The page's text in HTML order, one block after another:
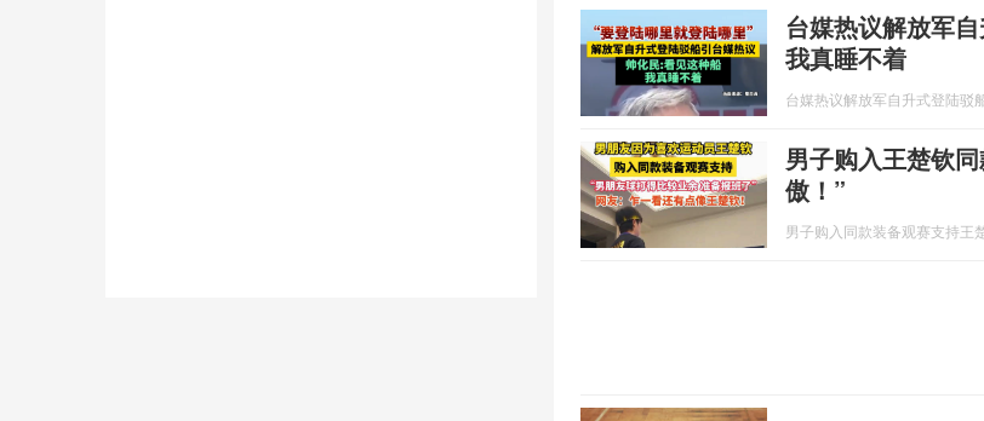
台媒热议解放军
我真睡不着
台媒热议解放军自升式登陆驳
男子购入王楚钦
傲！”
男子购入同款装备观赛支持王